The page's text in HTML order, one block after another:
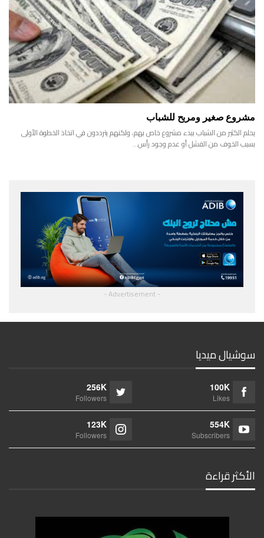
مشروع صغير ومربح للشباب
يحلم الكثير من الشباب ببدء مشروع خاص بهم، ولكنهم يترددون في اتخاذ الخطوة الأولى
بسبب الخوف من الفشل أو عدم وجود رأس…
- Advertisement -
سوشيال ميديا
100K
Likes
256K
Followers
554K
Subscribers
123K
Followers
الأكثر قراءة